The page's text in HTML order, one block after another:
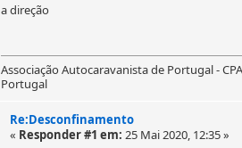
a direção
Associação Autocaravanista de Portugal - CPA
Portugal
Re:Desconfinamento
« Responder #1 em: 25 Mai 2020, 12:35 »